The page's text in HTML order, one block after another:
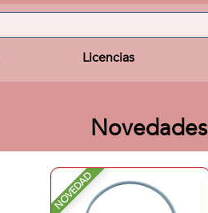
Licencias
Novedades
NOVEDAD